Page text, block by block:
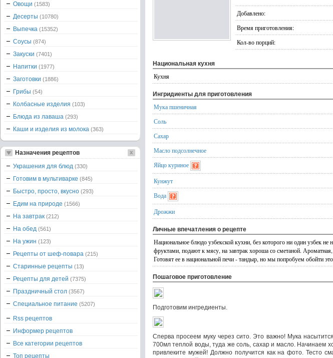
Добавлено:
Время приготовления:
Кол-во порций:
Национальная кухня
Кухня
Ингридиенты для приготовления
Мука пшеничная
Соль
Сахар
Масло подсолнечное
Яйцо куриное
Кунжут
Вода
Дрожжи
Личные впечатления о рецепте
Национальное блюдо узбекской кухни, без которого ни один узбек
фруктами, подают к мясу, на завтрак хороша со сметаной.
Готовят ее в национальной печи - тандыр, но мы попробуем обойти
Пошаговое приготовление
Подготовим ингредиенты.
Сперва просеем муку через сито. Это важно! Мука
700мл теплой воды, туда же соль, сахар и масло. Начинаем
привлеките мужей! Должно получится как на фото. Тесто
Овощи (1583)
Десерты (10780)
Выпечка (15352)
Соусы (874)
Закуски (7401)
Напитки (1977)
Заготовки (1886)
Грибы (54)
Колбасные изделия (103)
Блюда из лаваша (293)
Каши и изделия из молока (363)
Назначения рецептов
Украшения для блюд (330)
Готовим в мультиварке (845)
Быстро, просто, вкусно (293)
Едим на природе (1566)
На завтрак (212)
На обед (561)
На ужин (123)
Рецепты от шеф-повара (215)
Старинные рецепты (13)
Рецепты для детей (7375)
Праздничный стол (3567)
Специальное питание (5207)
Rss рецептов
Информер рецептов
Все категории рецептов
Топ рецепты